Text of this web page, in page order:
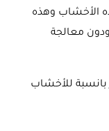
الأخشاب وهذه
معالجة
بانسبة للأخشاب